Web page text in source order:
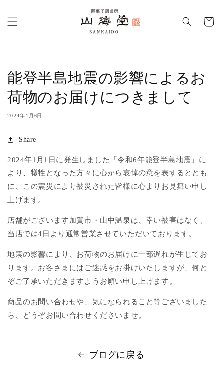
進む
ー
能登半島地震の影響によるお
荷物のお届けにつきまして
2024年1月6日
Share
2024年1月1日に発生しました
「令和6年能登半島地震」に
より、 犠牲となった方々に心から哀悼の意を表するととも
に、この震災により被災された皆様に心よりお見舞い申し
上げます。
店舗がございます加賀市・山中温泉は、幸い被害はなく、
当店では4日より通常営業させていただいております。
地震の影響により、お荷物のお届けに一部遅れが生じてお
ります。お客さまにはご迷惑をお掛けいたしますが、何と
ぞご了承いただきますようお願い申し上げます。
商品のお問い合わせや、気になられること等ございました
ら、どうぞお問い合わせくださいませ。
ブログに戻る